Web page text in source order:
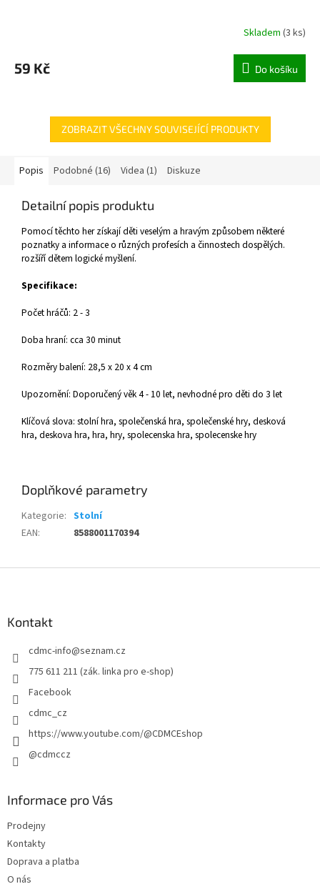
Skladem (3 ks)
59 Kč Do košíku
ZOBRAZIT VŠECHNY SOUVISEJÍCÍ PRODUKTY
Popis Podobné (16) Videa (1) Diskuze
Detailní popis produktu
Pomocí těchto her získají děti veselým a hravým způsobem některé
poznatky a informace o různých profesích a činnostech dospělých.
rozšíří dětem logické myšlení.
Specifikace:
Počet hráčů: 2 - 3
Doba hraní: cca 30 minut
Rozměry balení: 28,5 x 20 x 4 cm
Upozornění: Doporučený věk 4 - 10 let, nevhodné pro děti do 3 let
Klíčová slova: stolní hra, společenská hra, společenské hry, desková
hra, deskova hra, hra, hry, spolecenska hra, spolecenske hry
Doplňkové parametry
Kategorie: Stolní
EAN: 8588001170394
Kontakt
cdmc-info@seznam.cz
775 611 211 (zák. linka pro e-shop)
Facebook
cdmc_cz
https://www.youtube.com/@CDMCEshop
@cdmccz
Informace pro Vás
Prodejny
Kontakty
Doprava a platba
O nás